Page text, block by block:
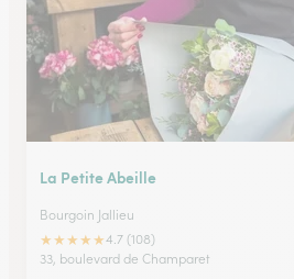
La Petite Abeille
Bourgoin Jallieu
★★★★★4.7 (108)
33, boulevard de Champaret